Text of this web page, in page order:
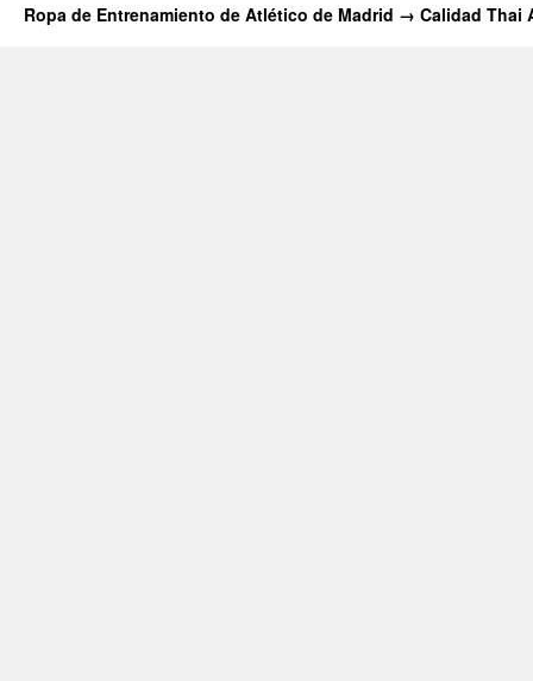
Ropa de Entrenamiento de Atlético de Madrid → Calidad Thai